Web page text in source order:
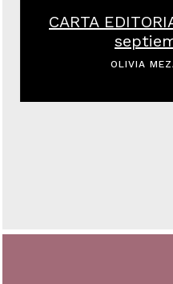
CARTA
OLIVIA